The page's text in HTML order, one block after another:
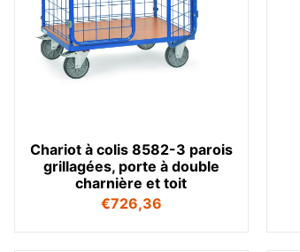
Chariot à colis 8582-3 parois
grillagées, porte à double
charnière et toit
€726,36